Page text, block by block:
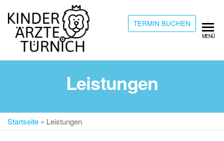
Kinderärzte
TERMIN BUCHEN
MENÜ
Leistungen
Startseite » Leistungen